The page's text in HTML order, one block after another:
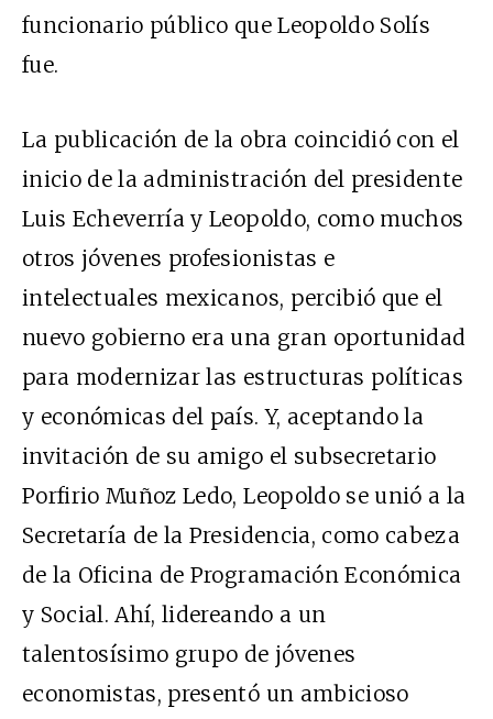
funcionario público que Leopoldo Solís
fue.
La publicación de la obra coincidió con el
inicio de la administración del presidente
Luis Echeverría y Leopoldo, como muchos
otros jóvenes profesionistas e
intelectuales mexicanos, percibió que el
nuevo gobierno era una gran oportunidad
para modernizar las estructuras políticas
y económicas del país. Y, aceptando la
invitación de su amigo el subsecretario
Porfirio Muñoz Ledo, Leopoldo se unió a la
Secretaría de la Presidencia, como cabeza
de la Oficina de Programación Económica
y Social. Ahí, lidereando a un
talentosísimo grupo de jóvenes
economistas, presentó un ambicioso